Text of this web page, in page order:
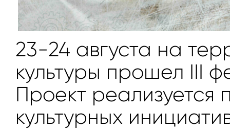
23-24 августа на
культуры прошел III
Проект реализуется
культурных